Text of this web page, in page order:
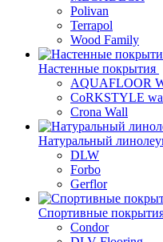
Polivan
Terrapol
Wood Family
Настенные покрытия
AQUAFLOOR
CoRKSTYLE
Crona Wall
Натуральный
DLW
Forbo
Gerflor
Спортивные
Condor